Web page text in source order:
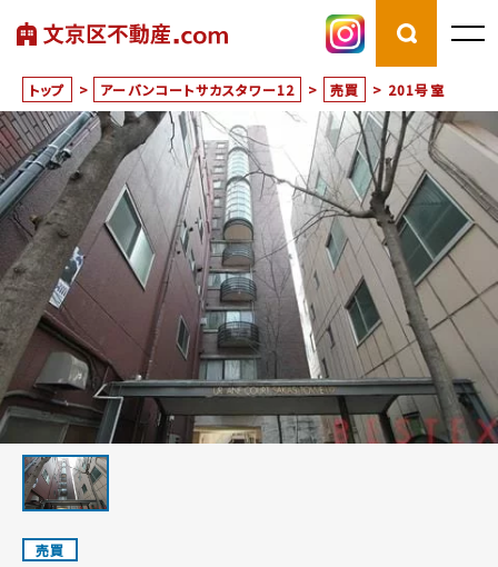
トップ > アーバンコートサカスタワー12 > 売買 > 201号室
売買